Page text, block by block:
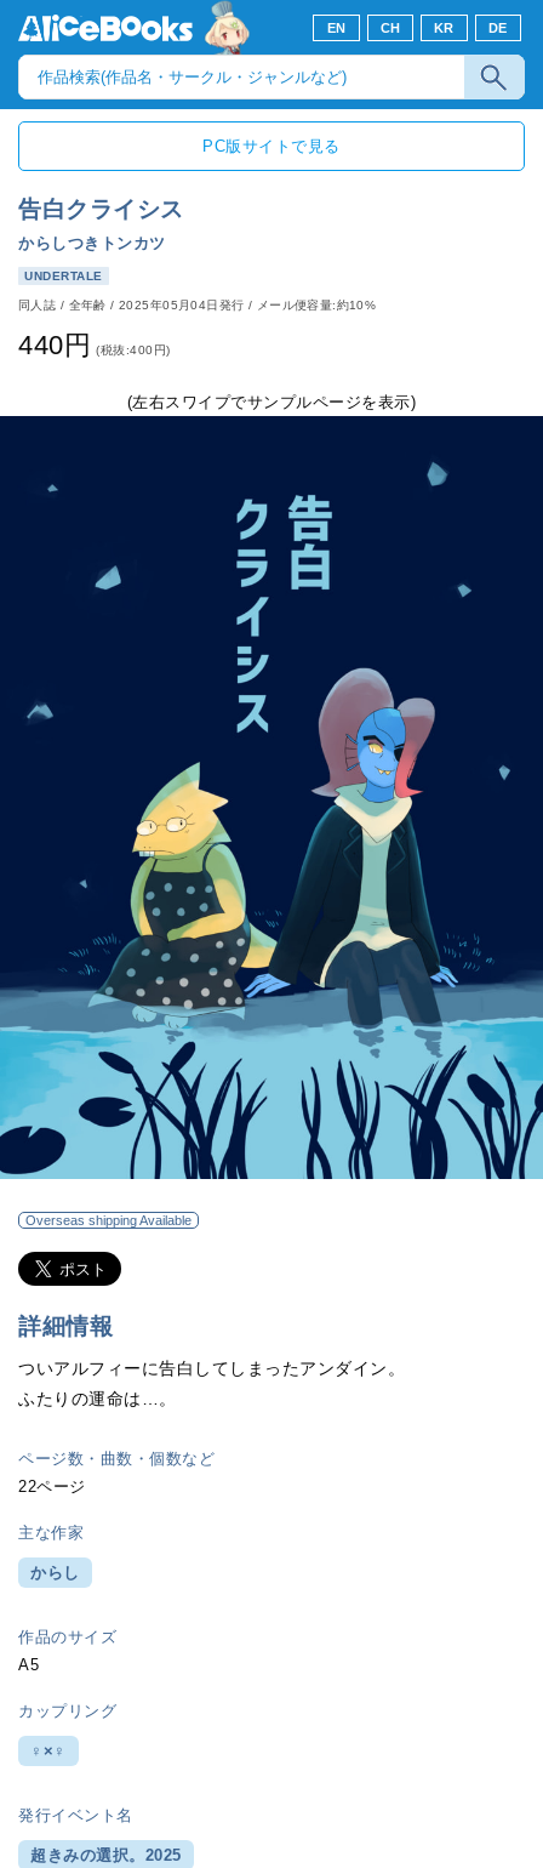
EN CH KR DE
PC版サイトで見る
告白クライシス
からしつきトンカツ
UNDERTALE
同人誌 / 全年齢/2025年05月04日発行 / メール便容量:約10%
440円 (税抜:400円)
(左右スワイプでサンプルページを表示)
Overseas shipping Available
詳細情報
ついアルフィーに告白してしまったアンダイン。
ふたりの運命は…。
ページ数・曲数・個数など
22ページ
主な作家
からし
作品のサイズ
A5
カップリング
♀×♀
発行イベント名
超きみの選択。2025